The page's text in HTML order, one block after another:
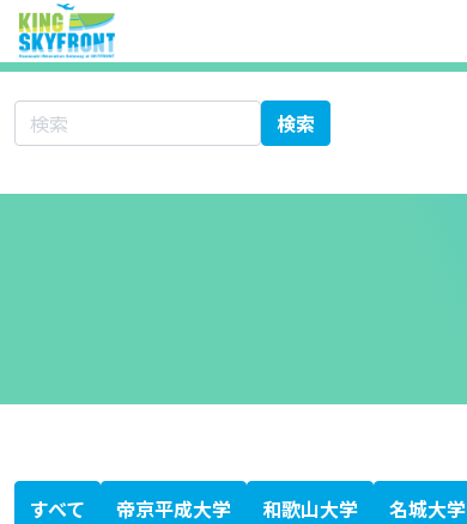
サイト内検索 検索
すべて 帝京平成大学 和歌山大学 名城大学
北海道科学大学
大学シーズ集 あ行
愛知医科大学
秋田大学
旭川医科大学
岩手医科大学
愛媛大学
大分大学
大阪医科薬科大学
大阪市立大学
大阪大学
岡山大学
大学シーズ集 か行
香川大学
鹿児島大学
金沢医科大学
金沢大学
川崎医科大学
関西医科大学
北里大学
岐阜大学
九州大学
京都大学
京都府立医科大学
杏林大学
近畿大学
熊本大学
久留米大学
群馬大学
慶應義塾大学
高知大学
神戸大学
国際医療福祉大学
大学シーズ集 さ行
埼玉医科大学
佐賀大学
札幌医科大学
産業医科大学
滋賀医科大学
自治医科大学
島根大学
順天堂大学
昭和大学
信州大学
聖マリアンナ医科大学
大学シーズ集 た行
千葉大学
筑波大学
帝京大学
東海大学
東京医科歯科大学
東京医科大学
東京慈恵会医科大学
東京女子医科大学
東京大学
東邦大学
東北医科薬科大学
東北大学
徳島大学
獨協医科大学
鳥取大学
富山大学
大学シーズ集 な行
長崎大学
名古屋市立大学
名古屋大学
奈良県立医科大学
新潟大学
日本医科大学
日本大学
大学シーズ集 は行
浜松医科大学
兵庫医科大学
弘前大学
広島大学
福井大学
福岡大学
福島県立医科大学
藤田医科大学
防衛医科大学校
北海道大学
大学シーズ集 ま行
三重大学
宮崎大学
大学シーズ集 や行
山形大学
山口大学
山梨大学
横浜市立大学
大学シーズ集 ら行
琉球大学
大学シーズ集 わ行
和歌山県立医科大学
専門書
医療系ベンチャー支援ガイドブック
科学技術・イノベーション白書
KISTEC ANNUAL REPORT 2023
かわさき産学連携ニュースレター
静岡がんセンターファルマバレープロジェクト
日経バイオテク
日経バイオ年鑑
バイオサイエンスとインダストリー